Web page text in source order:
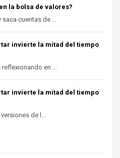
la bolsa de valores?
cuentas de ...
invierte la mitad del tiempo
en ...
invierte la mitad del tiempo
de l...